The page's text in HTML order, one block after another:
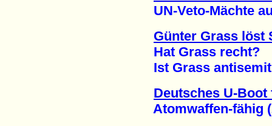
UN-Veto-Mächte
Günter Grass löst
Hat Grass recht?
Ist Grass
Deutsches U-
Atomwaffen-fähig